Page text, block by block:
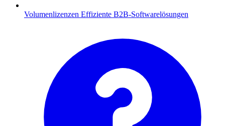
Volumenlizenzen Effiziente B2B-Softwarelösungen